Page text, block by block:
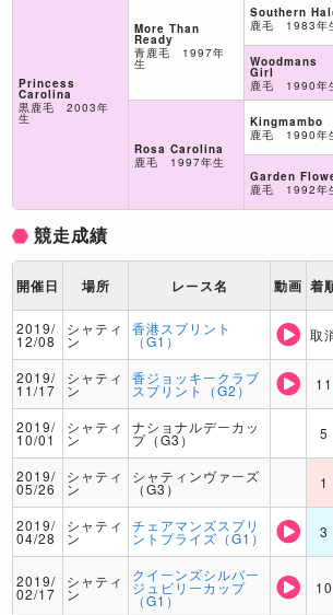
Princess
Carolina
黒鹿毛 2003年
生
More Than
Ready
青鹿毛 1997年
生
Rosa Carolina
鹿毛 1997年生
Southern
鹿毛 1983年
Woodmans
Girl
鹿毛 1990年
Kingmambo
鹿毛 1990年
Garden
鹿毛 1992年
競走成績
開催日 場所 レース名 動画 着
2019/
12/08
シャティ
ン
香港スプリント
（G1） 取
2019/
11/17
シャティ
ン
香ジョッキークラブ
スプリント（G2） 11
2019/
10/01
シャティ
ン
ナショナルデーカッ
プ（G3） 5
2019/
05/26
シャティ
ン
シャティンヴァーズ
（G3） 1
2019/
04/28
シャティ
ン
チェアマンズスプリ
ントプライズ（G1） 3
2019/
02/17
シャティ
ン
クイーンズシルバー
ジュビリーカップ
（G1）
10